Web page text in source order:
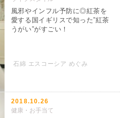
石綿 エスコーシア めぐみ
風邪やインフル予防に◎紅茶を
愛する国イギリスで知った”紅茶
うがい”がすごい！
2018.10.26
健康・お手当て